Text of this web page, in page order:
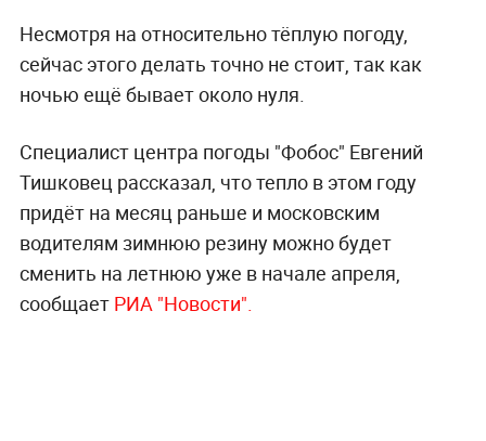
Несмотря на относительно тёплую погоду,
сейчас этого делать точно не стоит, так как
ночью ещё бывает около нуля.
Специалист центра погоды "Фобос" Евгений
Тишковец рассказал, что тепло в этом году
придёт на месяц раньше и московским
водителям зимнюю резину можно будет
сменить на летнюю уже в начале апреля,
сообщает РИА "Новости".